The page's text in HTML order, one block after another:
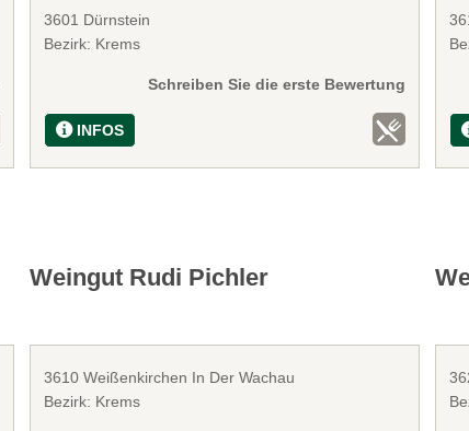
3601 Dürnstein
Bezirk: Krems
Schreiben Sie die erste Bewertung
INFOS
Weingut Rudi Pichler
3610 Weißenkirchen In Der Wachau
Bezirk: Krems